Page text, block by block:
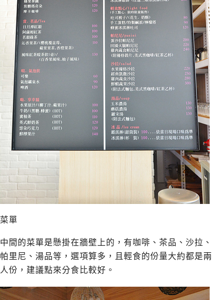
菜單
中間的菜單是懸掛在牆壁上的，有咖啡、茶品、沙拉、
帕里尼、湯品等，選項算多，且輕食的份量大約都是兩
人份，建議點來分食比較好。